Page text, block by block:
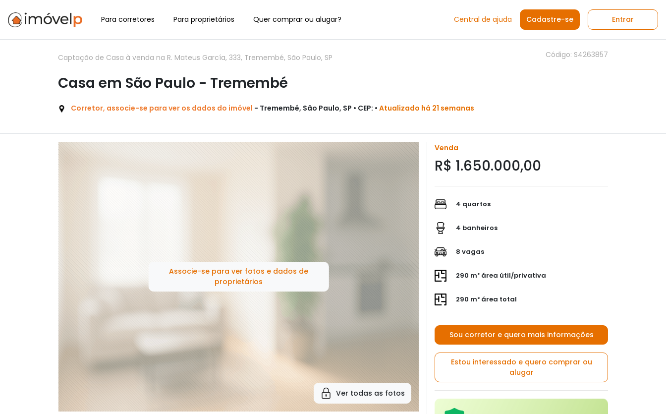
Para corretores Para proprietários Quer comprar ou alugar? Central de ajuda Cadastre-se Entrar
Captação de Casa à venda na R. Mateus García, 333, Tremembé, São Paulo, SP Código: S4263857
Casa em São Paulo - Tremembé
Corretor, associe-se para ver os dados do imóvel - Tremembé, São Paulo, SP • CEP: • Atualizado há 21 semanas
Associe-se para ver fotos e dados de
proprietários
Ver todas as fotos
Venda
R$ 1.650.000,00
4 quartos
4 banheiros
8 vagas
290 m² área útil/privativa
290 m² área total
Sou corretor e quero mais informações
Estou interessado e quero comprar ou
alugar